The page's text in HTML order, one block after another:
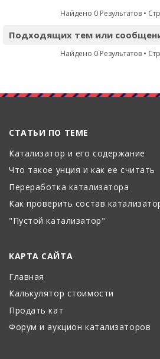
Найдено 0 Результатов •
Подходящих тем или
Найдено 0 Результатов •
СТАТЬИ ПО ТЕМЕ
Катализатор и его содержание
Что такое унция и как ее считать
Переработка катализатора
Как проверить состав
"Пустой катализатор"
КАРТА САЙТА
Главная
Калькулятор стоимости
Продать кат
Форум и аукцион катализаторов